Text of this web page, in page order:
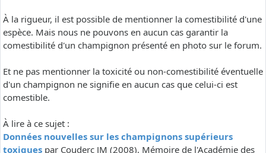
À la rigueur, il est possible de mentionner la comestibilité d'une
espèce. Mais nous ne pouvons en aucun cas garantir la
comestibilité d'un champignon présenté en photo sur le forum.
Et ne pas mentionner la toxicité ou non-comestibilité éventuelle
d'un champignon ne signifie en aucun cas que celui-ci est
comestible.
À lire à ce sujet :
Données nouvelles sur les champignons supérieurs
toxiques par Couderc JM (2008), Mémoire de l'Académie des